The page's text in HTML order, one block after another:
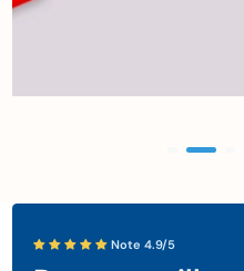
Note 4.9/5